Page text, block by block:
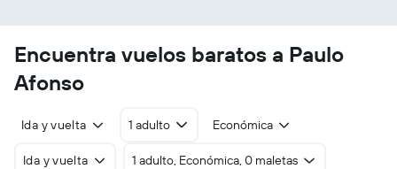
Encuentra vuelos baratos a Paulo
Afonso
Ida y vuelta 1 adulto Económica
Ida y vuelta 1 adulto, Económica, 0 maletas